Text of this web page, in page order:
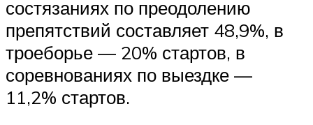
состязаниях по преодолению
препятствий составляет 48,9%, в
троеборье — 20% стартов, в
соревнованиях по выездке —
11,2% стартов.